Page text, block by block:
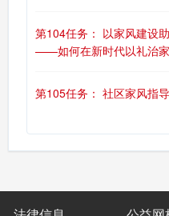
第104任务： 以家风建设
——如何在新时代以礼治家
第105任务： 社区家风指